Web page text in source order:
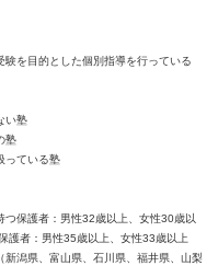
験を目的とした個別指導を行っている
い塾
塾
っている塾
つ保護者：男性32歳以上、女性30歳以
護者：男性35歳以上、女性33歳以上
新潟県、富山県、石川県、福井県、山梨